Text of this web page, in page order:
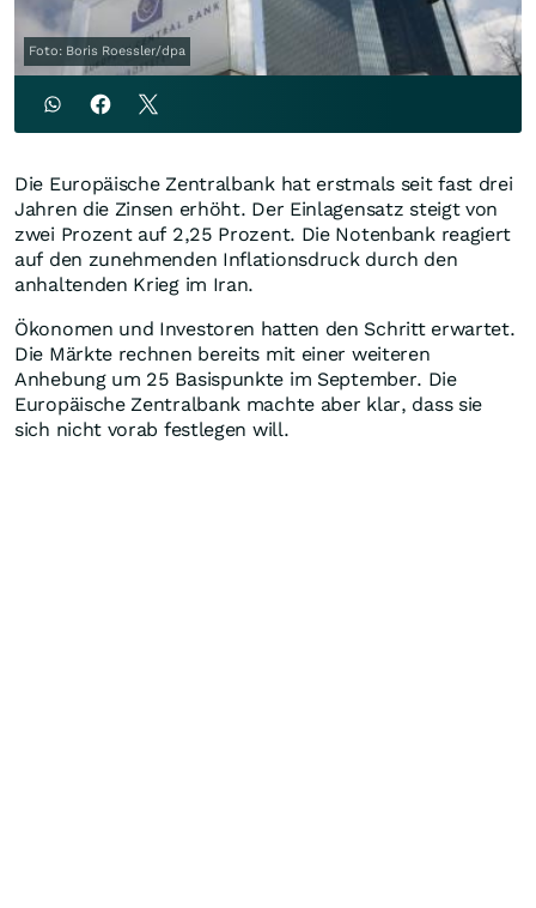
Foto: Boris Roessler/dpa
Die Europäische Zentralbank hat erstmals seit fast drei
Jahren die Zinsen erhöht. Der Einlagensatz steigt von
zwei Prozent auf 2,25 Prozent. Die Notenbank reagiert
auf den zunehmenden Inflationsdruck durch den
anhaltenden Krieg im Iran.
Ökonomen und Investoren hatten den Schritt erwartet.
Die Märkte rechnen bereits mit einer weiteren
Anhebung um 25 Basispunkte im September. Die
Europäische Zentralbank machte aber klar, dass sie
sich nicht vorab festlegen will.